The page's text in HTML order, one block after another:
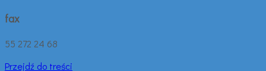
fax
55 272 24 68
Przejdź do treści